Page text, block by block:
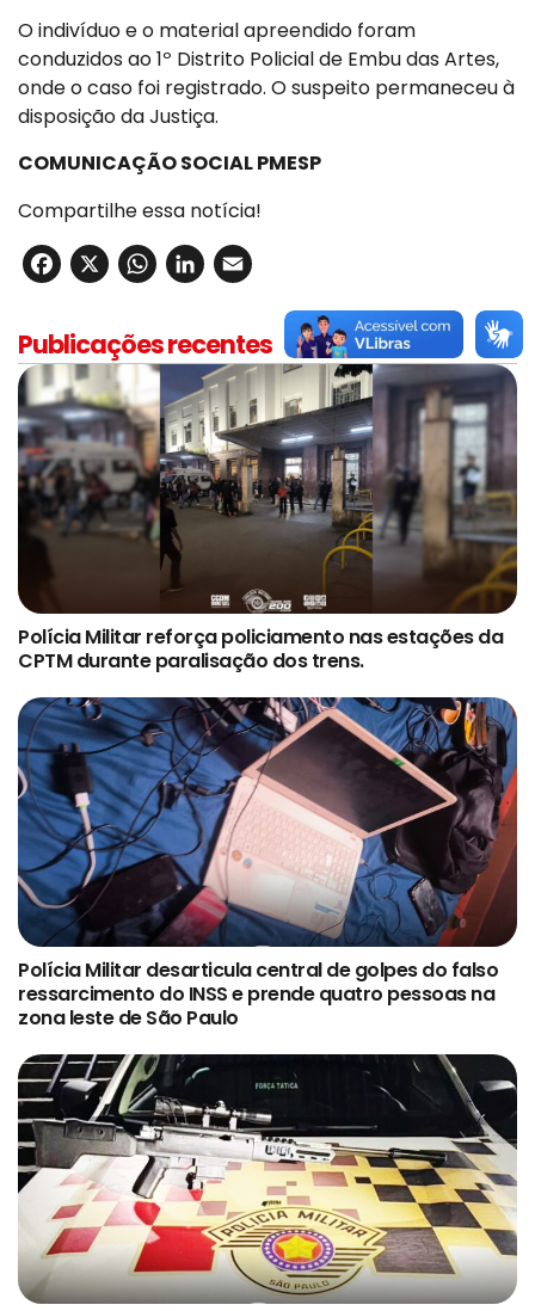
O indivíduo e o material apreendido foram
conduzidos ao 1º Distrito Policial de Embu das Artes,
onde o caso foi registrado. O suspeito permaneceu à
disposição da Justiça.
COMUNICAÇÃO SOCIAL PMESP
Compartilhe essa notícia!
Facebook
X WhatsApp
LinkedIn
Publicações recentes
Polícia Militar reforça policiamento nas estações da
CPTM durante paralisação dos trens.
Polícia Militar desarticula central de golpes do falso
ressarcimento do INSS e prende quatro pessoas na
zona leste de São Paulo